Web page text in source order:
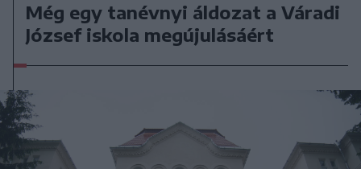
Még egy tanévnyi áldozat a Váradi
József iskola megújulásáért